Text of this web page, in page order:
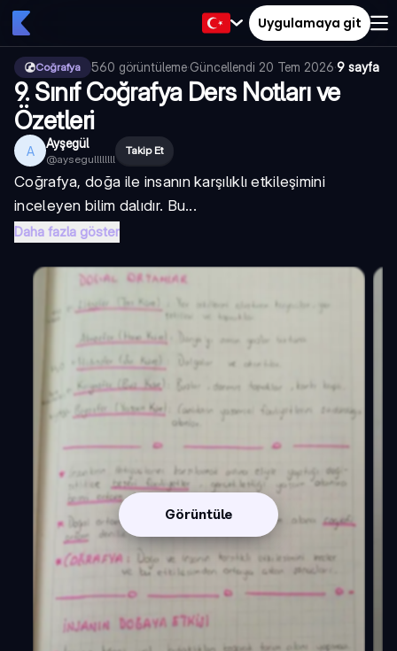
Uygulamaya git
Coğrafya 560 görüntüleme·Güncellendi 20 Tem 2026·9 sayfa
9. Sınıf Coğrafya Ders Notları ve
Özetleri
A Ayşegül
@aysegullllllll
Takip Et
Coğrafya, doğa ile insanın karşılıklı etkileşimini
inceleyen bilim dalıdır. Bu...
Daha fazla göster
Görüntüle